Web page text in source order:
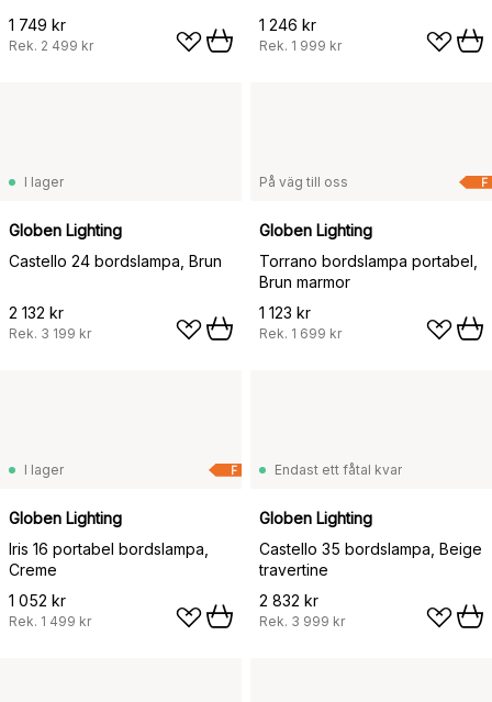
1 749 kr
Rek. 2 499 kr
1 246 kr
Rek. 1 999 kr
I lager
Globen Lighting
Castello 24 bordslampa, Brun
2 132 kr
Rek. 3 199 kr
F
På väg till oss
Globen Lighting
Torrano bordslampa portabel,
Brun marmor
1 123 kr
Rek. 1 699 kr
F
I lager
Globen Lighting
Iris 16 portabel bordslampa,
Creme
1 052 kr
Rek. 1 499 kr
Endast ett fåtal kvar
Globen Lighting
Castello 35 bordslampa, Beige
travertine
2 832 kr
Rek. 3 999 kr